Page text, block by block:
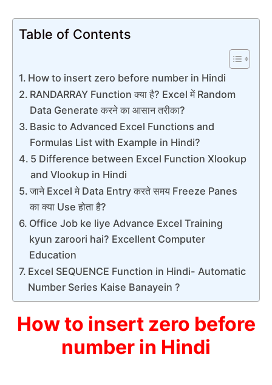
Table of Contents
How to insert zero before number in Hindi
RANDARRAY Function क्या है? Excel में Random
Data Generate करने का आसान तरीका?
Basic to Advanced Excel Functions and
Formulas List with Example in Hindi?
5 Difference between Excel Function Xlookup
and Vlookup in Hindi
जाने Excel मे Data Entry करते समय Freeze Panes
का क्या Use होता है?
Office Job ke liye Advance Excel Training
kyun zaroori hai? Excellent Computer
Education
Excel SEQUENCE Function in Hindi- Automatic
Number Series Kaise Banayein ?
How to insert zero before
number in Hindi